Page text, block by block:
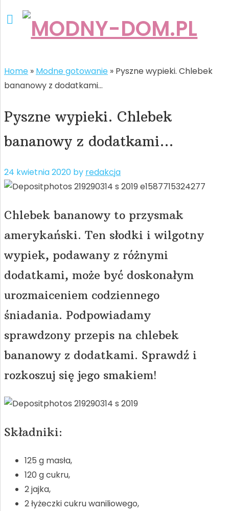
Home » Modne gotowanie » Pyszne wypieki. Chlebek
bananowy z dodatkami…
Pyszne wypieki. Chlebek
bananowy z dodatkami…
24 kwietnia 2020 by redakcja
Chlebek bananowy to przysmak
amerykański. Ten słodki i wilgotny
wypiek, podawany z różnymi
dodatkami, może być doskonałym
urozmaiceniem codziennego
śniadania. Podpowiadamy
sprawdzony przepis na chlebek
bananowy z dodatkami. Sprawdź i
rozkoszuj się jego smakiem!
Składniki:
125 g masła,
120 g cukru,
2 jajka,
2 łyżeczki cukru waniliowego,